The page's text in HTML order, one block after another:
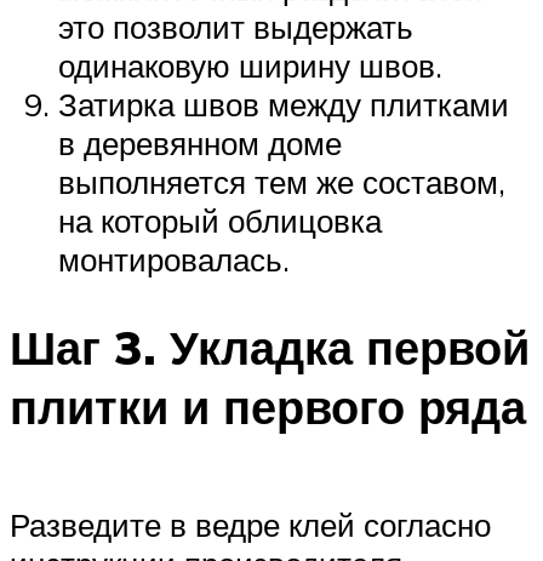
это позволит выдержать
одинаковую ширину швов.
Затирка швов между плитками
в деревянном доме
выполняется тем же составом,
на который облицовка
монтировалась.
Шаг 3. Укладка первой
плитки и первого ряда
Разведите в ведре клей согласно